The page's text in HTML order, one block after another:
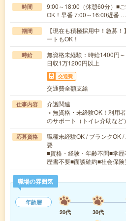
時間
9:00～18:00（休憩60分）■
OK！早番 7:00～16:00遅番 …
期間
【現在も積極採用中！急募
ートもOK！
時給
無資格未経験：時給1400
日収1万1200円以上
交通費
交通費全額支給
仕事内容
介護関連
＜無資格・未経験OK！利用
のサポート（トイレ介助な
応募資格
職種未経験OK / ブランクOK
要
■資格・経験・年齢不問■学
歴書不要■面談確約■社会保
職場の雰囲気
年齢層
20代
30代